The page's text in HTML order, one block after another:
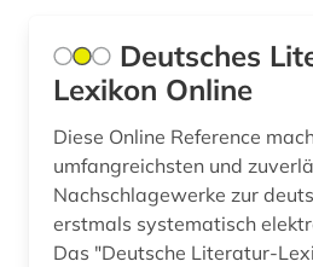
Deutsches
Lexikon Online
Diese Online Reference
umfangreichsten und
Nachschlagewerke zur
erstmals systematisch
Das "Deutsche Literatur-